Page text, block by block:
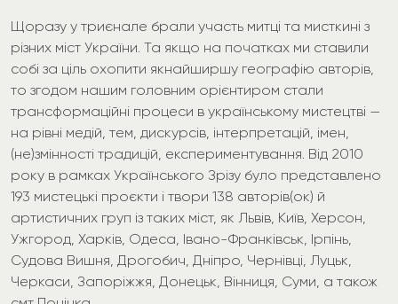
Щоразу у триєнале брали участь митці та мисткині з
різних міст України. Та якщо на початках ми ставили
собі за ціль охопити якнайширшу географію авторів,
то згодом нашим головним орієнтиром стали
трансформаційні процеси в українському мистецтві —
на рівні медій, тем, дискурсів, інтерпретацій, імен,
(не)змінності традицій, експериментування. Від 2010
року в рамках Українського Зрізу було представлено
193 мистецькі проєкти і твори 138 авторів(ок) й
артистичних груп із таких міст, як Львів, Київ, Херсон,
Ужгород, Харків, Одеса, Івано-Франківськ, Ірпінь,
Судова Вишня, Дрогобич, Дніпро, Чернівці, Луцьк,
Черкаси, Запоріжжя, Донецьк, Вінниця, Суми, а також